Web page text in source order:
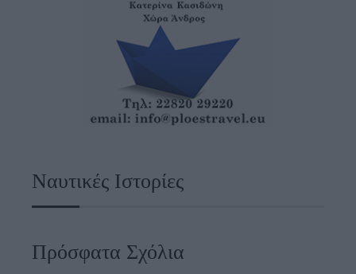
Ναυτικές Ιστορίες
Πρόσφατα Σχόλια